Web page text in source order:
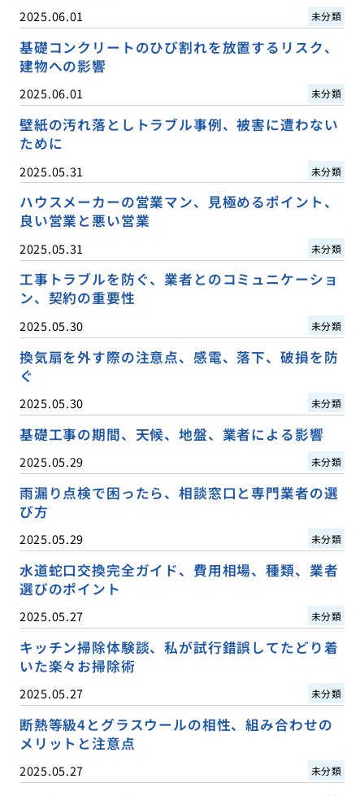
2025.06.01 未分類
基礎コンクリートのひび割れを放置するリスク、
建物への影響
2025.06.01 未分類
壁紙の汚れ落としトラブル事例、被害に遭わない
ために
2025.05.31 未分類
ハウスメーカーの営業マン、見極めるポイント、
良い営業と悪い営業
2025.05.31 未分類
工事トラブルを防ぐ、業者とのコミュニケーショ
ン、契約の重要性
2025.05.30 未分類
換気扇を外す際の注意点、感電、落下、破損を防
ぐ
2025.05.30 未分類
基礎工事の期間、天候、地盤、業者による影響
2025.05.29 未分類
雨漏り点検で困ったら、相談窓口と専門業者の選
び方
2025.05.29 未分類
水道蛇口交換完全ガイド、費用相場、種類、業者
選びのポイント
2025.05.27 未分類
キッチン掃除体験談、私が試行錯誤してたどり着
いた楽々お掃除術
2025.05.27 未分類
断熱等級4とグラスウールの相性、組み合わせの
メリットと注意点
2025.05.27 未分類